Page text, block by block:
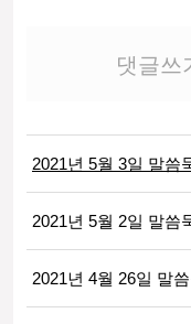
댓글쓰
2021년 5월 3일 말씀
2021년 5월 2일 말씀
2021년 4월 26일 말